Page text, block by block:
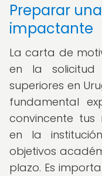
Preparar
impactante
La carta de
en la
superiores en
fundamental
convincente
en la
objetivos
plazo. Es